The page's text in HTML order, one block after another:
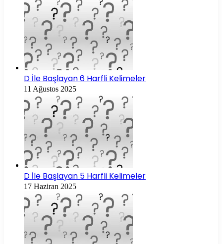
D İle Başlayan 6 Harfli Kelimeler
11 Ağustos 2025
D İle Başlayan 5 Harfli Kelimeler
17 Haziran 2025